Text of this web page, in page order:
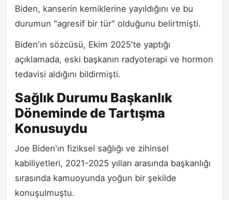
Biden, kanserin kemiklerine yayıldığını ve bu
durumun "agresif bir tür" olduğunu belirtmişti.
Biden'ın sözcüsü, Ekim 2025'te yaptığı
açıklamada, eski başkanın radyoterapi ve hormon
tedavisi aldığını bildirmişti.
Sağlık Durumu Başkanlık
Döneminde de Tartışma
Konusuydu
Joe Biden'ın fiziksel sağlığı ve zihinsel
kabiliyetleri, 2021-2025 yılları arasında başkanlığı
sırasında kamuoyunda yoğun bir şekilde
konuşulmuştu.